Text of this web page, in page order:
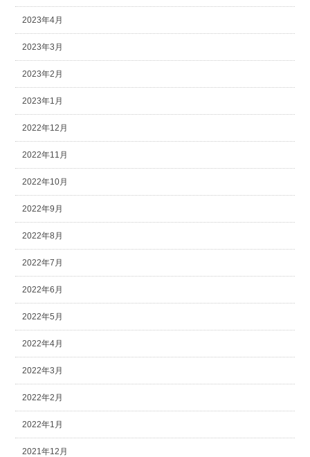
2023年4月
2023年3月
2023年2月
2023年1月
2022年12月
2022年11月
2022年10月
2022年9月
2022年8月
2022年7月
2022年6月
2022年5月
2022年4月
2022年3月
2022年2月
2022年1月
2021年12月